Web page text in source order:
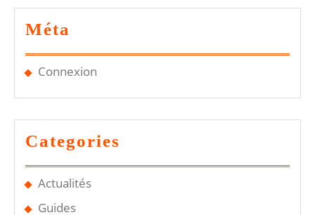
Méta
Connexion
Categories
Actualités
Guides